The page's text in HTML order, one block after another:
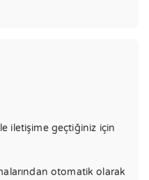
iletişime geçtiğiniz için
otomatik olarak